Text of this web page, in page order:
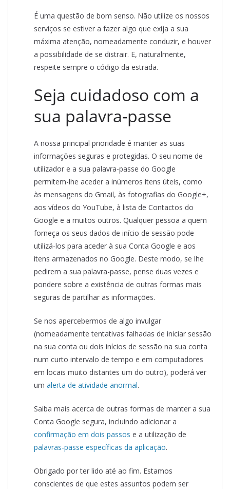
É uma questão de bom senso. Não utilize os nossos
serviços se estiver a fazer algo que exija a sua
máxima atenção, nomeadamente conduzir, e houver
a possibilidade de se distrair. E, naturalmente,
respeite sempre o código da estrada.
Seja cuidadoso com a
sua palavra-passe
A nossa principal prioridade é manter as suas
informações seguras e protegidas. O seu nome de
utilizador e a sua palavra-passe do Google
permitem-lhe aceder a inúmeros itens úteis, como
às mensagens do Gmail, às fotografias do Google+,
aos vídeos do YouTube, à lista de Contactos do
Google e a muitos outros. Qualquer pessoa a quem
forneça os seus dados de início de sessão pode
utilizá-los para aceder à sua Conta Google e aos
itens armazenados no Google. Deste modo, se lhe
pedirem a sua palavra-passe, pense duas vezes e
pondere sobre a existência de outras formas mais
seguras de partilhar as informações.
Se nos apercebermos de algo invulgar
(nomeadamente tentativas falhadas de iniciar sessão
na sua conta ou dois inícios de sessão na sua conta
num curto intervalo de tempo e em computadores
em locais muito distantes um do outro), poderá ver
um alerta de atividade anormal.
Saiba mais acerca de outras formas de manter a sua
Conta Google segura, incluindo adicionar a
confirmação em dois passos e a utilização de
palavras-passe específicas da aplicação.
Obrigado por ter lido até ao fim. Estamos
conscientes de que estes assuntos podem ser